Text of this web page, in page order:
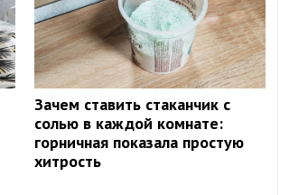
Зачем ставить стаканчик с
солью в каждой комнате:
горничная показала простую
хитрость